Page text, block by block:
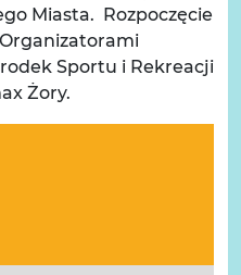
Miasta. Rozpoczęcie
Sportu i Rekreacji
Żory.